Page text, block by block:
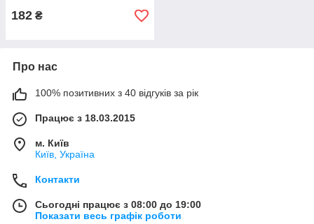
182 ₴
Про нас
100% позитивних з 40 відгуків за рік
Працює з 18.03.2015
м. Київ
Київ, Україна
Контакти
Сьогодні працює з 08:00 до 19:00
Показати весь графік роботи